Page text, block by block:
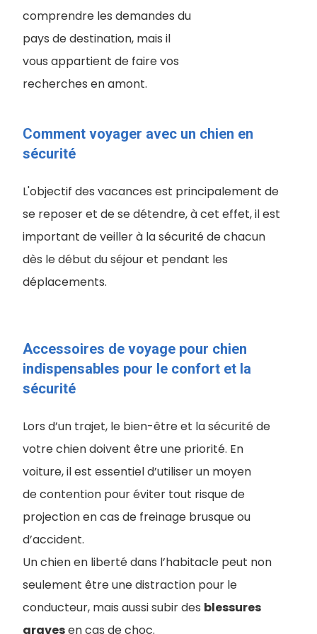
comprendre les demandes du
pays de destination, mais il
vous appartient de faire vos
recherches en amont.
Comment voyager avec un chien en
sécurité
L'objectif des vacances est principalement de
se reposer et de se détendre, à cet effet, il est
important de veiller à la sécurité de chacun
dès le début du séjour et pendant les
déplacements.
Accessoires de voyage pour chien
indispensables pour le confort et la
sécurité
Lors d’un trajet, le bien-être et la sécurité de
votre chien doivent être une priorité. En
voiture, il est essentiel d’utiliser un moyen
de contention pour éviter tout risque de
projection en cas de freinage brusque ou
d’accident.
Un chien en liberté dans l’habitacle peut non
seulement être une distraction pour le
conducteur, mais aussi subir des blessures
gravesen cas de choc.